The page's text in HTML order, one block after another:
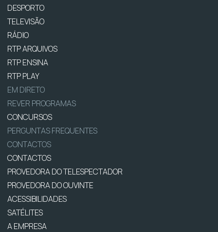
DESPORTO
TELEVISÃO
RÁDIO
RTP ARQUIVOS
RTP ENSINA
RTP PLAY
EM DIRETO
REVER PROGRAMAS
CONCURSOS
PERGUNTAS FREQUENTES
CONTACTOS
CONTACTOS
PROVEDORA DO TELESPECTADOR
PROVEDORA DO OUVINTE
ACESSIBILIDADES
SATÉLITES
A EMPRESA